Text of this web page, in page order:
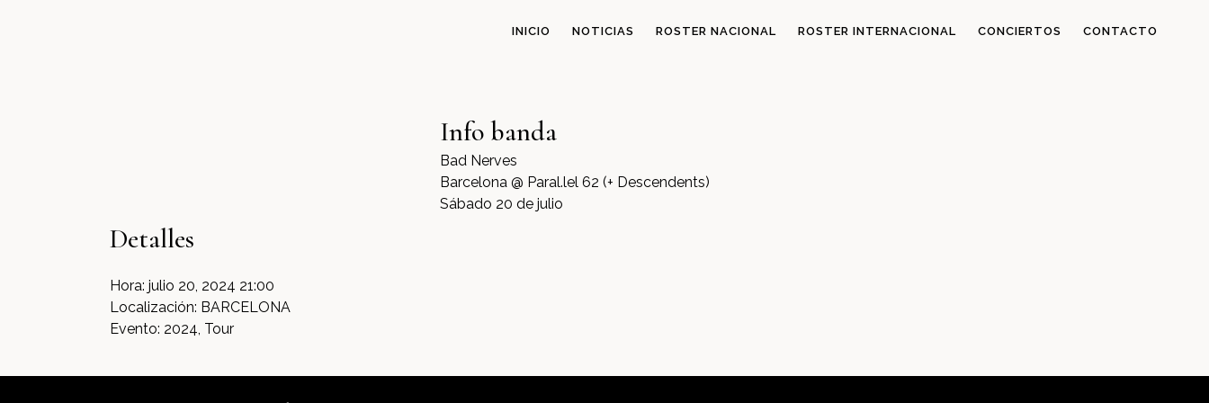
INICIO NOTICIAS ROSTER NACIONAL ROSTER INTERNACIONAL CONCIERTOS CONTACTO
Detalles
Hora: julio 20, 2024 21:00
Localización: BARCELONA
Evento: 2024, Tour
Info banda
Bad Nerves
Barcelona @ Paral.lel 62 (+ Descendents)
Sábado 20 de julio